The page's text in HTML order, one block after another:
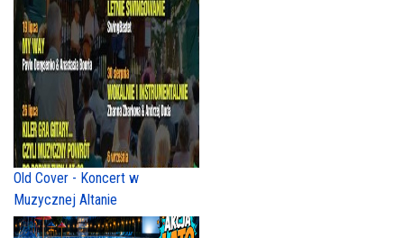
Old Cover - Koncert w
Muzycznej Altanie